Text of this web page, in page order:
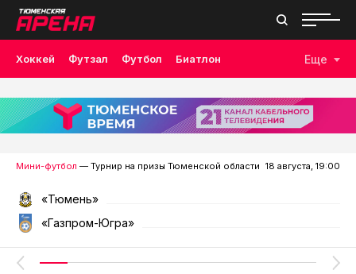
Хоккей Футзал Футбол Биатлон
Лыжные гонки Волейбол Плавание Дзюдо
Скалолазание Велоспорт Бокс
Еще
Мини-футбол — Турнир на призы Тюменской области 18 августа, 19:00
«Тюмень»
«Газпром-Югра»